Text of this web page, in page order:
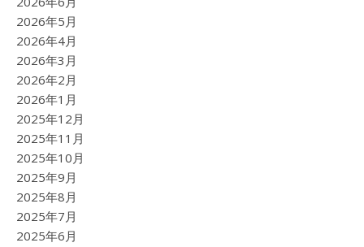
2026年5月
2026年4月
2026年3月
2026年2月
2026年1月
2025年12月
2025年11月
2025年10月
2025年9月
2025年8月
2025年7月
2025年6月